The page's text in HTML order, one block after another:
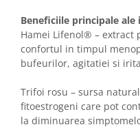
Beneficiile principale
Hamei Lifenol® – extract
confortul in timpul
bufeurilor, agitatiei si
Trifoi rosu – sursa
fitoestrogeni care pot
la diminuarea